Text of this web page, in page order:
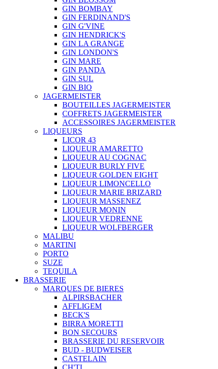
GIN BOMBAY
GIN FERDINAND'S
GIN G'VINE
GIN HENDRICK'S
GIN LA GRANGE
GIN LONDON'S
GIN MARE
GIN PANDA
GIN SUL
GIN BIO
JAGERMEISTER
BOUTEILLES JAGERMEISTER
COFFRETS JAGERMEISTER
ACCESSOIRES JAGERMEISTER
LIQUEURS
LICOR 43
LIQUEUR AMARETTO
LIQUEUR AU COGNAC
LIQUEUR BURLY FIVE
LIQUEUR GOLDEN EIGHT
LIQUEUR LIMONCELLO
LIQUEUR MARIE BRIZARD
LIQUEUR MASSENEZ
LIQUEUR MONIN
LIQUEUR VEDRENNE
LIQUEUR WOLFBERGER
MALIBU
MARTINI
PORTO
SUZE
TEQUILA
BRASSERIE
MARQUES DE BIERES
ALPIRSBACHER
AFFLIGEM
BECK'S
BIRRA MORETTI
BON SECOURS
BRASSERIE DU RESERVOIR
BUD - BUDWEISER
CASTELAIN
CH'TI